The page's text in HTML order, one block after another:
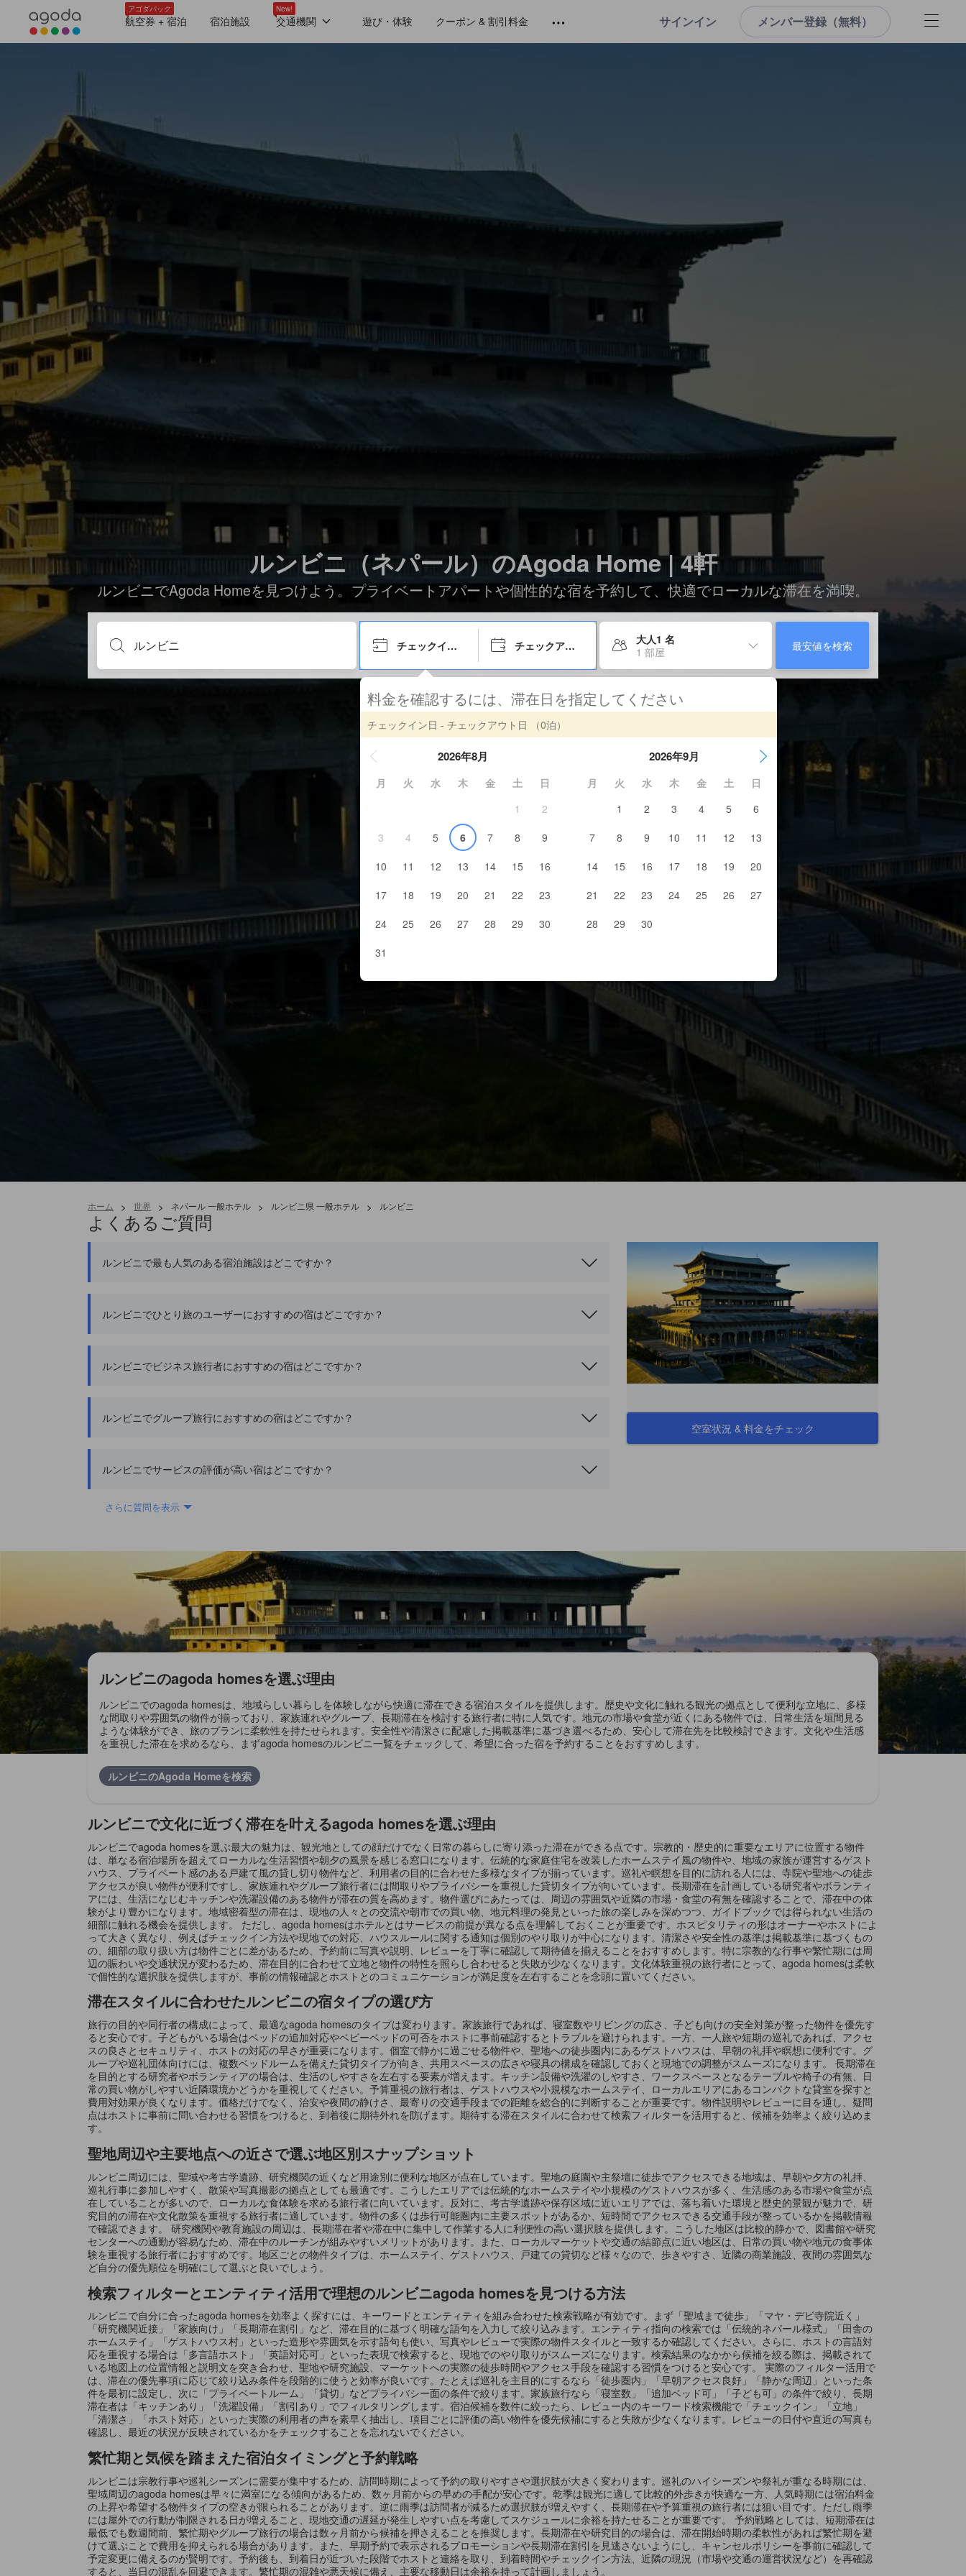
アゴダパック
航空券 + 宿泊 宿泊施設
New!
交通機関 遊び・体験 クーポン & 割引料金 サインイン メンバー登録（無料）
ルンビニ（ネパール）のAgoda Home | 4軒
ルンビニでAgoda Homeを見つけよう。プライベートアパートや個性的な宿を予約して、快適でローカルな滞在を満喫。
チェックイン日 チェックアウト日
大人1 名
1 部屋
最安値を検索
料金を確認するには、滞在日を指定してください
チェックイン日 - チェックアウト日 （0泊）
2026年8月
月 火 水 木 金 土
日
1
2
3
4 5 6 7 8
9
10
11 12 13 14 15
16
17
18 19 20 21 22
23
24
25 26 27 28 29
30
31
2026年9月
月 火 水 木 金 土
日
1
2 3 4 5
6
7
8 9 10 11 12
13
14
15 16 17 18 19
20
21
22 23 24 25 26
27
28
29 30
ホーム > 世界 > ネパール 一般ホテル > ルンビニ県 一般ホテル > ルンビニ
よくあるご質問
ルンビニで最も人気のある宿泊施設はどこですか？
ルンビニでひとり旅のユーザーにおすすめの宿はどこですか？
ルンビニでビジネス旅行者におすすめの宿はどこですか？
ルンビニでグループ旅行におすすめの宿はどこですか？
ルンビニでサービスの評価が高い宿はどこですか？
さらに質問を表示
空室状況 & 料金をチェック
ルンビニのagoda homesを選ぶ理由
ルンビニでのagoda homesは、地域らしい暮らしを体験しながら快適に滞在できる宿泊スタイルを提供します。歴史や文化に触れる観光の拠点として便利な立地に、多様
な間取りや雰囲気の物件が揃っており、家族連れやグループ、長期滞在を検討する旅行者に特に人気です。地元の市場や食堂が近くにある物件では、日常生活を垣間見る
ような体験ができ、旅のプランに柔軟性を持たせられます。安全性や清潔さに配慮した掲載基準に基づき選べるため、安心して滞在先を比較検討できます。文化や生活感
を重視した滞在を求めるなら、まずagoda homesのルンビニ一覧をチェックして、希望に合った宿を予約することをおすすめします。
ルンビニのAgoda Homeを検索
ルンビニで文化に近づく滞在を叶えるagoda homesを選ぶ理由
ルンビニでagoda homesを選ぶ最大の魅力は、観光地としての顔だけでなく日常の暮らしに寄り添った滞在ができる点です。宗教的・歴史的に重要なエリアに位置する物件
は、単なる宿泊場所を超えてローカルな生活習慣や朝夕の風景を感じる窓口になります。伝統的な家庭住宅を改装したホームステイ風の物件や、地域の家族が運営するゲスト
ハウス、プライベート感のある戸建て風の貸し切り物件など、利用者の目的に合わせた多様なタイプが揃っています。巡礼や瞑想を目的に訪れる人には、寺院や聖地への徒歩
アクセスが良い物件が便利ですし、家族連れやグループ旅行者には間取りやプライバシーを重視した貸切タイプが向いています。長期滞在を計画している研究者やボランティ
アには、生活になじむキッチンや洗濯設備のある物件が滞在の質を高めます。物件選びにあたっては、周辺の雰囲気や近隣の市場・食堂の有無を確認することで、滞在中の体
験がより豊かになります。地域密着型の滞在は、現地の人々との交流や朝市での買い物、地元料理の発見といった旅の楽しみを深めつつ、ガイドブックでは得られない生活の
細部に触れる機会を提供します。 ただし、agoda homesはホテルとはサービスの前提が異なる点を理解しておくことが重要です。ホスピタリティの形はオーナーやホストによ
って大きく異なり、例えばチェックイン方法や現地での対応、ハウスルールに関する通知は個別のやり取りが中心になります。清潔さや安全性の基準は掲載基準に基づくもの
の、細部の取り扱い方は物件ごとに差があるため、予約前に写真や説明、レビューを丁寧に確認して期待値を揃えることをおすすめします。特に宗教的な行事や繁忙期には周
辺の賑わいや交通状況が変わるため、滞在目的に合わせて立地と物件の特性を照らし合わせると失敗が少なくなります。文化体験重視の旅行者にとって、agoda homesは柔軟
で個性的な選択肢を提供しますが、事前の情報確認とホストとのコミュニケーションが満足度を左右することを念頭に置いてください。
滞在スタイルに合わせたルンビニの宿タイプの選び方
旅行の目的や同行者の構成によって、最適なagoda homesのタイプは変わります。家族旅行であれば、寝室数やリビングの広さ、子ども向けの安全対策が整った物件を優先す
ると安心です。子どもがいる場合はベッドの追加対応やベビーベッドの可否をホストに事前確認するとトラブルを避けられます。一方、一人旅や短期の巡礼であれば、アクセ
スの良さとセキュリティ、ホストの対応の早さが重要になります。個室で静かに過ごせる物件や、聖地への徒歩圏内にあるゲストハウスは、早朝の礼拝や瞑想に便利です。グ
ループや巡礼団体向けには、複数ベッドルームを備えた貸切タイプが向き、共用スペースの広さや寝具の構成を確認しておくと現地での調整がスムーズになります。 長期滞在
を目的とする研究者やボランティアの場合は、生活のしやすさを左右する要素が増えます。キッチン設備や洗濯のしやすさ、ワークスペースとなるテーブルや椅子の有無、日
常の買い物がしやすい近隣環境かどうかを重視してください。予算重視の旅行者は、ゲストハウスや小規模なホームステイ、ローカルエリアにあるコンパクトな貸室を探すと
費用対効果が良くなります。価格だけでなく、治安や夜間の静けさ、最寄りの交通手段までの距離を総合的に判断することが重要です。物件説明やレビューに目を通し、疑問
点はホストに事前に問い合わせる習慣をつけると、到着後に期待外れを防げます。期待する滞在スタイルに合わせて検索フィルターを活用すると、候補を効率よく絞り込めま
す。
聖地周辺や主要地点への近さで選ぶ地区別スナップショット
ルンビニ周辺には、聖域や考古学遺跡、研究機関の近くなど用途別に便利な地区が点在しています。聖地の庭園や主祭壇に徒歩でアクセスできる地域は、早朝や夕方の礼拝、
巡礼行事に参加しやすく、散策や写真撮影の拠点としても最適です。こうしたエリアでは伝統的なホームステイや小規模のゲストハウスが多く、生活感のある市場や食堂が点
在していることが多いので、ローカルな食体験を求める旅行者に向いています。反対に、考古学遺跡や保存区域に近いエリアでは、落ち着いた環境と歴史的景観が魅力で、研
究目的の滞在や文化散策を重視する旅行者に適しています。物件の多くは歩行可能圏内に主要スポットがあるか、短時間でアクセスできる交通手段が整っているかを掲載情報
で確認できます。 研究機関や教育施設の周辺は、長期滞在者や滞在中に集中して作業する人に利便性の高い選択肢を提供します。こうした地区は比較的静かで、図書館や研究
センターへの通勤が容易なため、滞在中のルーチンが組みやすいメリットがあります。また、ローカルマーケットや交通の結節点に近い地区は、日常の買い物や地元の食事体
験を重視する旅行者におすすめです。地区ごとの物件タイプは、ホームステイ、ゲストハウス、戸建ての貸切など様々なので、歩きやすさ、近隣の商業施設、夜間の雰囲気な
ど自分の優先順位を明確にして選ぶと良いでしょう。
検索フィルターとエンティティ活用で理想のルンビニagoda homesを見つける方法
ルンビニで自分に合ったagoda homesを効率よく探すには、キーワードとエンティティを組み合わせた検索戦略が有効です。まず「聖域まで徒歩」「マヤ・デビ寺院近く」
「研究機関近接」「家族向け」「長期滞在割引」など、滞在目的に基づく明確な語句を入力して絞り込みます。エンティティ指向の検索では「伝統的ネパール様式」「田舎の
ホームステイ」「ゲストハウス村」といった造形や雰囲気を示す語句も使い、写真やレビューで実際の物件スタイルと一致するか確認してください。さらに、ホストの言語対
応を重視する場合は「多言語ホスト」「英語対応可」といった表現で検索すると、現地でのやり取りがスムーズになります。検索結果のなかから候補を絞る際は、掲載されて
いる地図上の位置情報と説明文を突き合わせ、聖地や研究施設、マーケットへの実際の徒歩時間やアクセス手段を確認する習慣をつけると安心です。 実際のフィルター活用で
は、滞在の優先事項に応じて絞り込み条件を段階的に使うと効率が良いです。たとえば巡礼を主目的にするなら「徒歩圏内」「早朝アクセス良好」「静かな周辺」といった条
件を最初に設定し、次に「プライベートルーム」「貸切」などプライバシー面の条件で絞ります。家族旅行なら「寝室数」「追加ベッド可」「子ども可」の条件で絞り、長期
滞在者は「キッチンあり」「洗濯設備」「割引あり」でフィルタリングします。宿泊候補を数件に絞ったら、レビュー内のキーワード検索機能で「チェックイン」「立地」
「清潔さ」「ホスト対応」といった実際の利用者の声を素早く抽出し、項目ごとに評価の高い物件を優先候補にすると失敗が少なくなります。レビューの日付や直近の写真も
確認し、最近の状況が反映されているかをチェックすることを忘れないでください。
繁忙期と気候を踏まえた宿泊タイミングと予約戦略
ルンビニは宗教行事や巡礼シーズンに需要が集中するため、訪問時期によって予約の取りやすさや選択肢が大きく変わります。巡礼のハイシーズンや祭礼が重なる時期には、
聖域周辺のagoda homesは早々に満室になる傾向があるため、数ヶ月前からの早めの手配が安心です。乾季は観光に適して比較的外歩きが快適な一方、人気時期には宿泊料金
の上昇や希望する物件タイプの空きが限られることがあります。逆に雨季は訪問者が減るため選択肢が増えやすく、長期滞在や予算重視の旅行者には狙い目です。ただし雨季
には屋外での行動が制限される日が増えること、現地交通の遅延が発生しやすい点を考慮してスケジュールに余裕を持たせることが重要です。 予約戦略としては、短期滞在は
最低でも数週間前、繁忙期やグループ旅行の場合は数ヶ月前から候補を押さえることを推奨します。長期滞在や研究目的の場合は、滞在開始時期の柔軟性があれば繁忙期を避
けて選ぶことで費用を抑えられる場合があります。また、早期予約で表示されるプロモーションや長期滞在割引を見逃さないようにし、キャンセルポリシーを事前に確認して
予定変更に備えるのが賢明です。予約後も、到着日が近づいた段階でホストと連絡を取り、到着時間やチェックイン方法、近隣の現況（市場や交通の運営状況など）を再確認
すると、当日の混乱を回避できます。繁忙期の混雑や悪天候に備え、主要な移動日は余裕を持って計画しましょう。